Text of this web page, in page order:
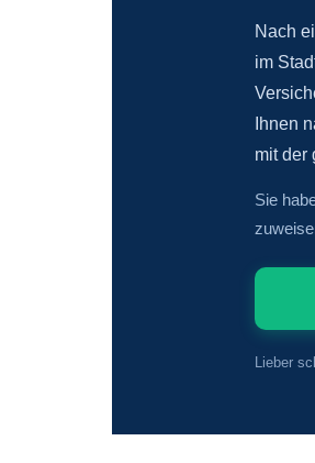
Nach
im
Ihnen
mit der
Sie
Lieber